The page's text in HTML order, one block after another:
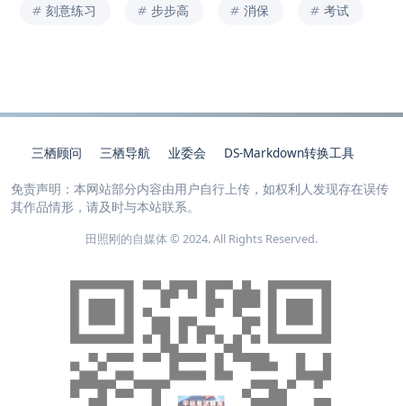
刻意练习 步步高 消保 考试
三栖顾问 三栖导航 业委会 DS-Markdown转换工具
免责声明：本网站部分内容由用户自行上传，如权利人发现存在误传
其作品情形，请及时与本站联系。
田照刚的自媒体 © 2024. All Rights Reserved.